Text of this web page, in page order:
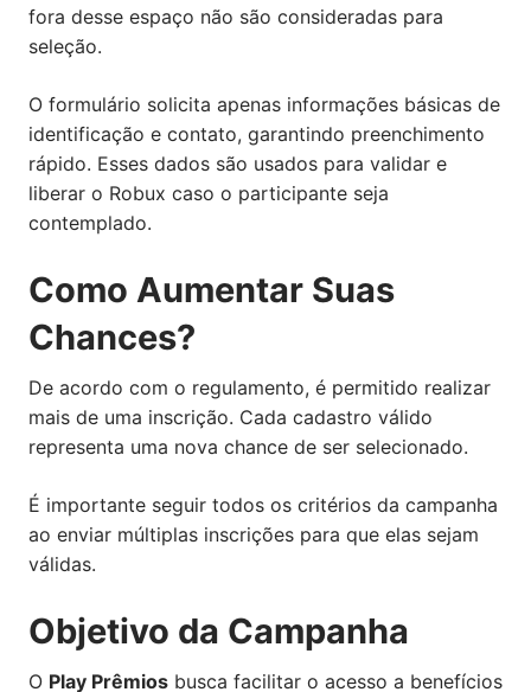
fora desse espaço não são consideradas para
seleção.
O formulário solicita apenas informações básicas de
identificação e contato, garantindo preenchimento
rápido. Esses dados são usados para validar e
liberar o Robux caso o participante seja
contemplado.
Como Aumentar Suas
Chances?
De acordo com o regulamento, é permitido realizar
mais de uma inscrição. Cada cadastro válido
representa uma nova chance de ser selecionado.
É importante seguir todos os critérios da campanha
ao enviar múltiplas inscrições para que elas sejam
válidas.
Objetivo da Campanha
O Play Prêmios busca facilitar o acesso a benefícios